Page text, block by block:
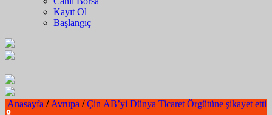
Kayıt Ol
Başlangıç
Anasayfa / Avrupa / Çin AB’yi Dünya Ticaret Örgütüne şikayet etti